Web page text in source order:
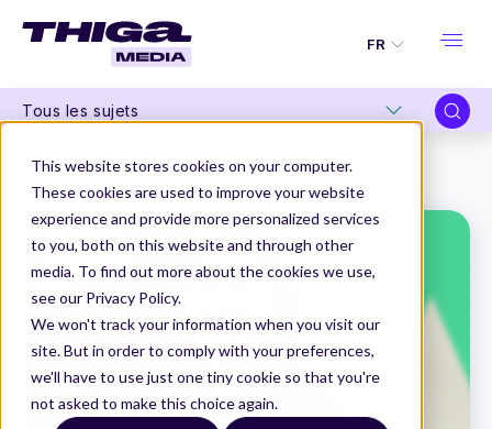
This website stores cookies on your computer.
These cookies are used to improve your website
experience and provide more personalized services
to you, both on this website and through other
media. To find out more about the cookies we use,
see our Privacy Policy.
We won't track your information when you visit our
site. But in order to comply with your preferences,
we'll have to use just one tiny cookie so that you're
not asked to make this choice again.
FR
Tous les sujets
Thiga Media
Data et intelligence artificielle